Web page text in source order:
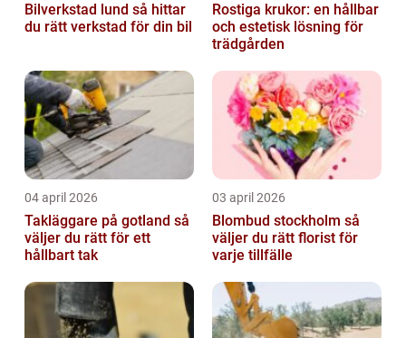
Bilverkstad lund så hittar
du rätt verkstad för din bil
Rostiga krukor: en hållbar
och estetisk lösning för
trädgården
04 april 2026
Takläggare på gotland så
väljer du rätt för ett
hållbart tak
03 april 2026
Blombud stockholm så
väljer du rätt florist för
varje tillfälle